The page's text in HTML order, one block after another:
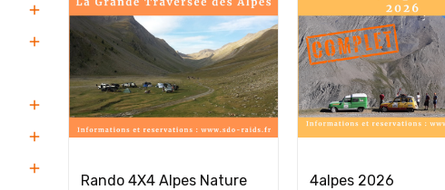





Rando 4X4 Alpes Nature
4alpes 2026